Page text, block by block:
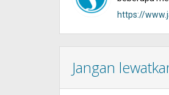
https://
Jangan